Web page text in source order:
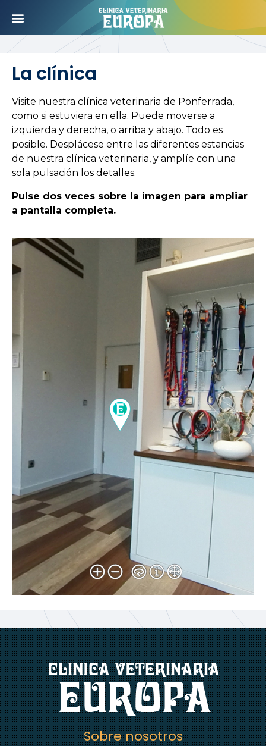
La clínica
Visite nuestra clínica veterinaria de Ponferrada,
como si estuviera en ella. Puede moverse a
izquierda y derecha, o arriba y abajo. Todo es
posible. Desplácese entre las diferentes estancias
de nuestra clínica veterinaria, y amplíe con una
sola pulsación los detalles.
Pulse dos veces sobre la imagen para ampliar
a pantalla completa.
Sobre nosotros